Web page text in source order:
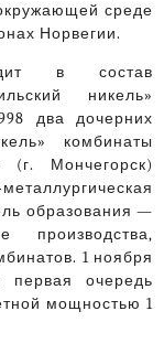
среде
Норвегии.
в состав
никель»
два дочерних
комбинаты
(г. Мончегорск)
образования —
производства,
1 ноября
первая очередь
мощностью 1